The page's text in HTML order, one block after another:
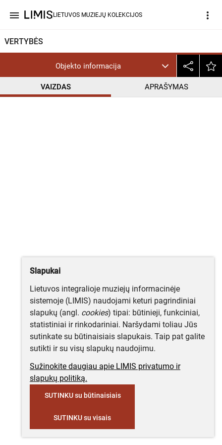
menu LIETUVOS MUZIEJŲ KOLEKCIJOS more_vert
VERTYBĖS
Objekto informacija
VAIZDAS APRAŠYMAS
Slapukai
Lietuvos integralioje muziejų informacinėje
sistemoje (LIMIS) naudojami keturi pagrindiniai
slapukų (angl.cookies) tipai: būtinieji, funkciniai,
statistiniai ir rinkodariniai. Naršydami toliau Jūs
sutinkate su būtinaisiais slapukais. Taip pat galite
sutikti ir su visų slapukų naudojimu.
Sužinokite daugiau apie LIMIS privatumo ir
slapukų politiką.
SUTINKU su būtinaisiais
SUTINKU su visais